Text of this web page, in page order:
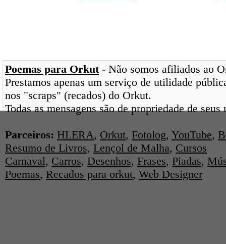
Poemas para Orkut- Não somos afiliados ao
Prestamos apenas um serviço de utilidade
nos "scraps" (recados) do Orkut.
Todas as mensagens são de propriedade de
Parceiros: HLERA, Orkut, Fotolog, YouTube,
Resumo de Livros, Lençol de Malha, Cursos
Carnaval, Carros, Desenhos, Frases, Piadas,
Poemas, Recados para orkut, Web Designer